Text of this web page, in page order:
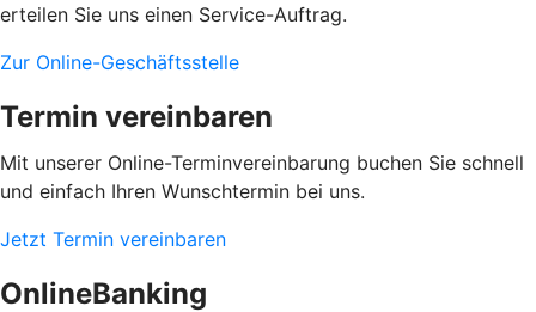
erteilen Sie uns einen Service-Auftrag.
Zur Online-Geschäftsstelle
Termin vereinbaren
Mit unserer Online-Terminvereinbarung buchen Sie schnell
und einfach Ihren Wunschtermin bei uns.
Jetzt Termin vereinbaren
OnlineBanking